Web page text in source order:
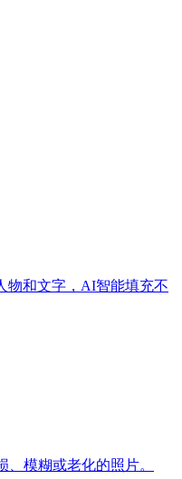
物和文字，AI智能填充不
模糊或老化的照片。